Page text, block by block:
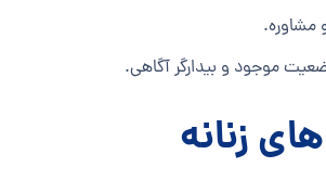
مشاوره.
موجود و بیدارگر آگاهی.
زنانه